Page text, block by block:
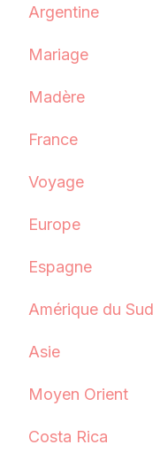
Argentine
Mariage
Madère
France
Voyage
Europe
Espagne
Amérique du Sud
Asie
Moyen Orient
Costa Rica